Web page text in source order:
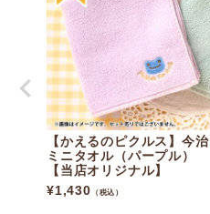
【かえるのピクルス】今治
ミニタオル（パープル）
【当店オリジナル】
¥1,430 （税込）